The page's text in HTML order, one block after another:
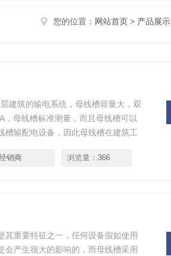
您的位置： 网站首页 > 产品展示
建筑的输电系统，母线槽容量大，双
母线槽标准测量，而且母线槽可以
槽输配电设备，因此母线槽在建筑工
销商 浏览量： 366
其重要特征之一，任何设备假如使用
会产生很大的影响的，而母线槽采用